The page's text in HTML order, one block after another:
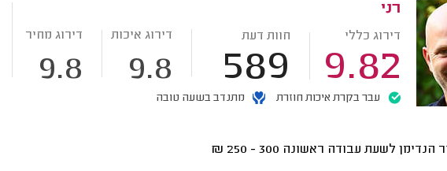
רני
דירוג כללי
9.82
חוות דעת
589
דירוג איכות
9.8
דירוג מחיר
9.8
עבר בקרת איכות חוזרת מתנדב בשעה טובה
הנדימן לשעת עבודה ראשונה 300 - 250
₪